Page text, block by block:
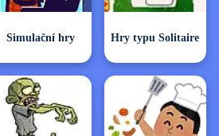
Simulační hry Hry typu Solitaire